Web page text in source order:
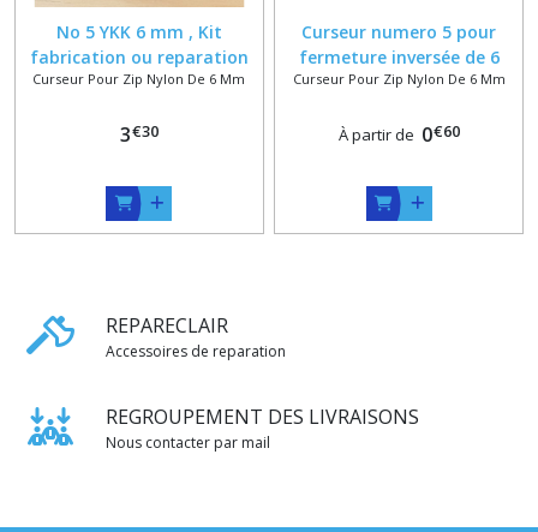
No 5 YKK 6 mm , Kit
fabrication ou reparation
fermeture en Nylon No 5 ,
Manchon + Arrets
Curseur Pour Zip Nylon De 6 Mm
3€30
Curseur numero 5 pour
fermeture inversée de 6
mm
Curseur Pour Zip Nylon De 6 Mm
À partir de 0€60
REPARECLAIR
Accessoires de reparation
REGROUPEMENT DES LIVRAISONS
Nous contacter par mail